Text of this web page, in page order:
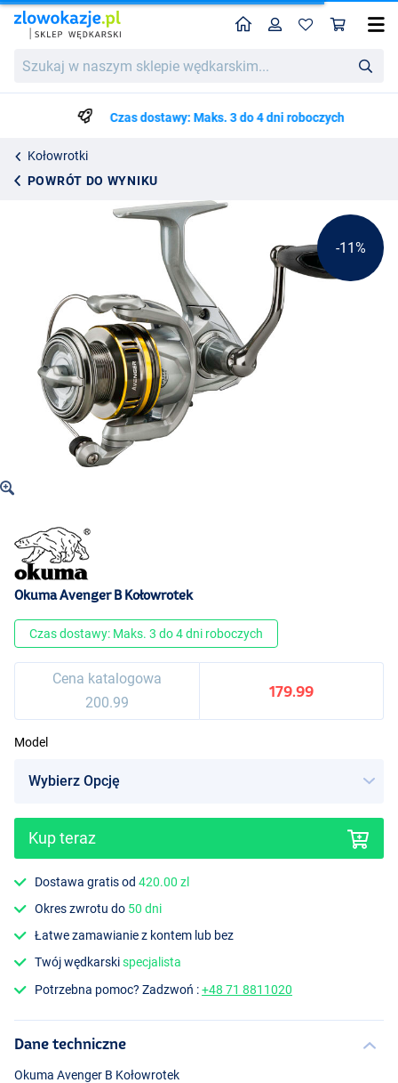
w
wędkarskim...
HomeProfil
Czas dostawy: Maks. 3 do 4 dni roboczych
Kołowrotki
POWRÓT DO WYNIKU
Okuma Avenger B Kołowrotek
200.99
179.99
-11%
Okuma Avenger B Kołowrotek
Czas dostawy: Maks. 3 do 4 dni roboczych
Cena katalogowa
200.99
179.99
Model
Kup teraz
Dostawa gratis od420.00 zl
Okres zwrotu do 50 dni
Łatwe zamawianie z kontem lub bez
Twój wędkarskispecjalista
Potrzebna pomoc? Zadzwoń :+48 71 8811020
Dane techniczne
Okuma Avenger B Kołowrotek